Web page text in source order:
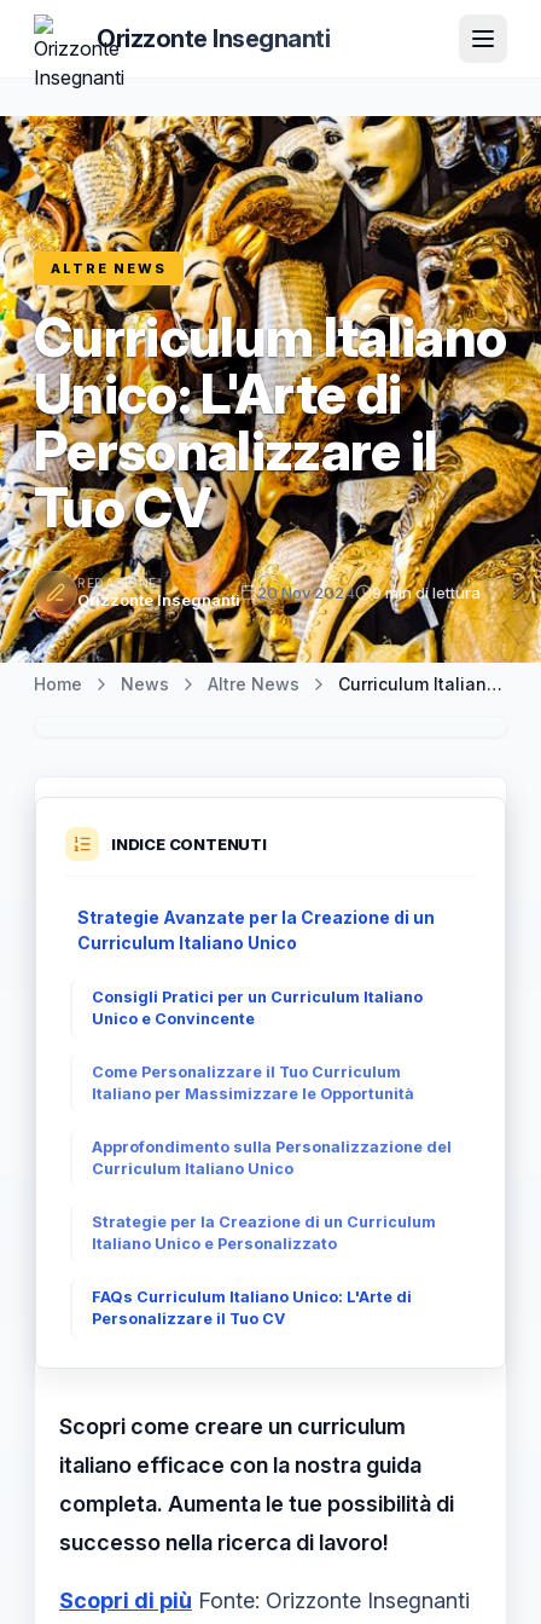
Orizzonte Insegnanti
ALTRE NEWS
Curriculum Italiano
Unico: L'Arte di
Personalizzare il
Tuo CV
REDAZIONE
Orizzonte Insegnanti 20 Nov 2024 9 min di lettura
Home News Altre News Curriculum Italiano Unico: L'Arte di Personalizzare il Tuo CV
INDICE CONTENUTI
Strategie Avanzate per la Creazione di un
Curriculum Italiano Unico
Consigli Pratici per un Curriculum Italiano
Unico e Convincente
Come Personalizzare il Tuo Curriculum
Italiano per Massimizzare le Opportunità
Approfondimento sulla Personalizzazione del
Curriculum Italiano Unico
Strategie per la Creazione di un Curriculum
Italiano Unico e Personalizzato
FAQs Curriculum Italiano Unico: L'Arte di
Personalizzare il Tuo CV
Scopri come creare un curriculum
italiano efficace con la nostra guida
completa. Aumenta le tue possibilità di
successo nella ricerca di lavoro!
Scopri di più Fonte: Orizzonte Insegnanti